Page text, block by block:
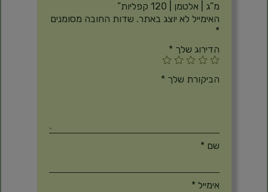
מ”ג | אלטמן | 120 קפליות”
האימייל לא יוצג באתר. שדות החובה מסומנים
*
הדירוג שלך *
הביקורת שלך *
שם *
אימייל *